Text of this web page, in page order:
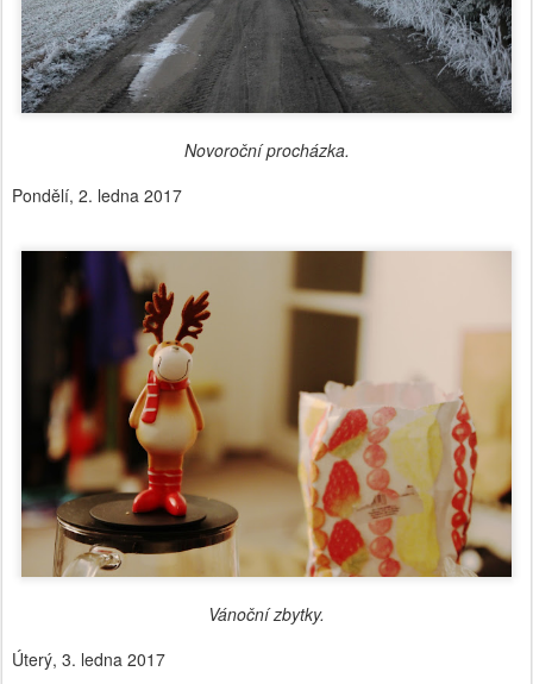
Novoroční procházka.
Pondělí, 2. ledna 2017
Vánoční zbytky.
Úterý, 3. ledna 2017